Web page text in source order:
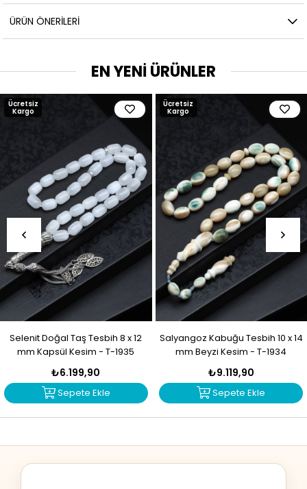
ÜRÜN ÖNERILERI
EN YENİ ÜRÜNLER
Selenit Doğal Taş Tesbih 8 x 12
mm Kapsül Kesim - T-1935
₺6.199,90
Sepete Ekle
Ücretsiz
Kargo
Salyangoz Kabuğu Tesbih 10 x 14
mm Beyzi Kesim - T-1934
₺9.119,90
Sepete Ekle
Ücretsiz
Kargo